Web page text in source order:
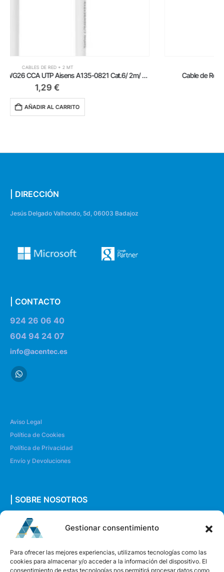
Gestionar consentimiento
Para ofrecer las mejores experiencias, utilizamos tecnologías como las
cookies para almacenar y/o acceder a la información del dispositivo. El
consentimiento de estas tecnologías nos permitirá procesar datos como
Cable de Red RJ45 UTP Aisens A135-0267 Cat.6/ 2m/ Gris
| DIRECCIÓN
Jesús Delgado Valhondo, 5d, 06003 Badajoz
| CONTACTO
924 26 06 40
604 94 24 07
info@acentec.es
Aviso Legal
Política de Cookies
Política de Privacidad
Envío y Devoluciones
| SOBRE NOSOTROS
Quiénes somos
Envíanos un mensaje